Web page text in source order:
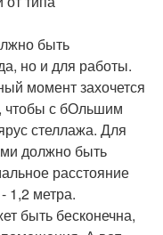
быть
но и для работы.
момент захочется
чтобы с бОльшим
стеллажа. Для
должно быть
расстояние
1,2 метра.
быть бесконечна,